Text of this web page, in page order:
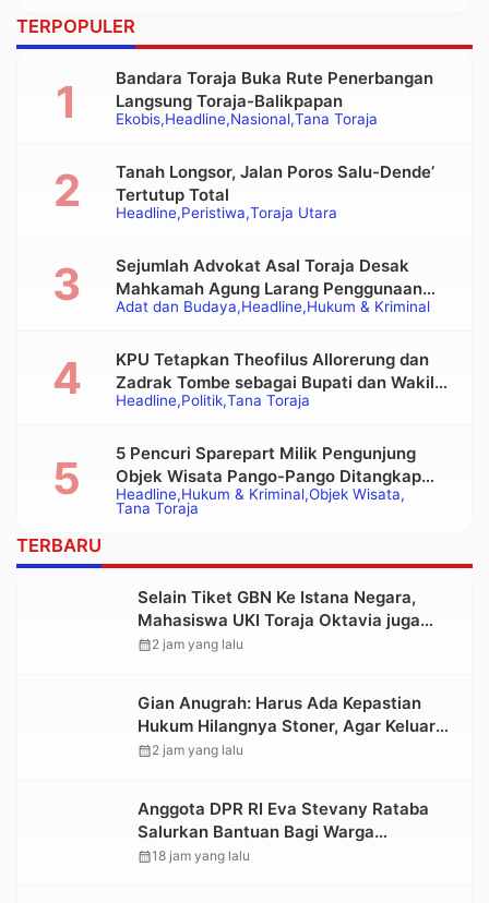
TERPOPULER
Ekobis Headline Nasional Tana Toraja
Bandara Toraja Buka Rute Penerbangan
Langsung Toraja-Balikpapan
Headline Peristiwa Toraja Utara
Tanah Longsor, Jalan Poros Salu-Dende’
Tertutup Total
Adat dan Budaya Headline Hukum & Kriminal
Sejumlah Advokat Asal Toraja Desak
Mahkamah Agung Larang Penggunaan
Alat Berat pada Eksekusi Rumah Adat
Headline Politik Tana Toraja
KPU Tetapkan Theofilus Allorerung dan
Zadrak Tombe sebagai Bupati dan Wakil
Bupati Tana Toraja Terpilih
Headline Hukum & Kriminal Objek Wisata
Tana Toraja
5 Pencuri Sparepart Milik Pengunjung
Objek Wisata Pango-Pango Ditangkap
Polisi
TERBARU
Selain Tiket GBN Ke Istana Negara,
Mahasiswa UKI Toraja Oktavia juga
Lolos ke Pekan Seni Mahasiswa
calendar_month2 jam yang lalu
Gian Anugrah: Harus Ada Kepastian
Hukum Hilangnya Stoner, Agar Keluarga
tidak Larut dalam Trauma dan
calendar_month2 jam yang lalu
Anggota DPR RI Eva Stevany Rataba
Salurkan Bantuan Bagi Warga
Terdampak Longsor di Buntu Pepasan
calendar_month18 jam yang lalu